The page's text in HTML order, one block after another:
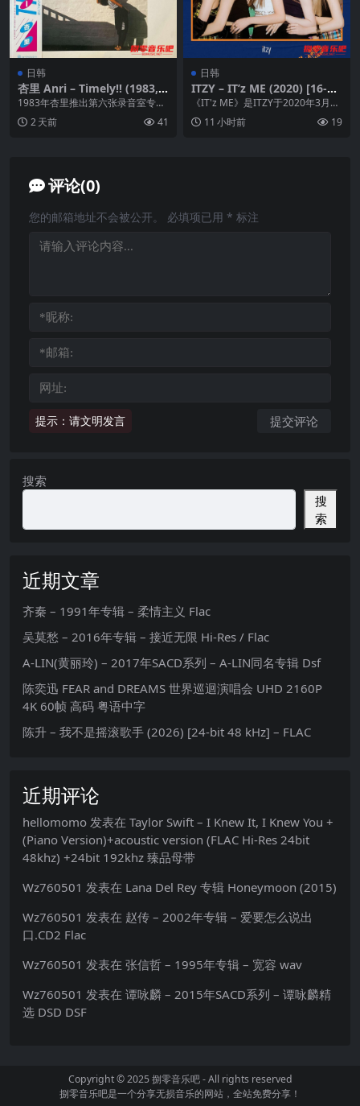
日韩
杏里 Anri – Timely!! (1983, F
or Life-Japan) LP 24-96
1983年杏里推出第六张录音室专辑
《Timely!!》，由For Life唱片发...
2 天前 41
日韩
ITZY – IT’z ME (2020) [16-bit
44.1 kHz] – FLAC
《IT'z ME》是ITZY于2020年3月9
日发行的第二张迷你专辑，这张专
辑不...11 小时前 19
评论(0)
提示：请文明发言
您的邮箱地址不会被公开。 必填项已用 * 标注
搜索
搜
索
近期文章
齐秦 – 1991年专辑 – 柔情主义 Flac
吴莫愁 – 2016年专辑 – 接近无限 Hi-Res / Flac
A-LIN(黄丽玲) – 2017年SACD系列 – A-LIN同名专辑 Dsf
陈奕迅 FEAR and DREAMS 世界巡迴演唱会 UHD 2160P
4K 60帧 高码 粤语中字
陈升 – 我不是摇滚歌手 (2026) [24-bit 48 kHz] – FLAC
近期评论
hellomomo 发表在 Taylor Swift – I Knew It, I Knew You +
(Piano Version)+acoustic version (FLAC Hi-Res 24bit
48khz) +24bit 192khz 臻品母带
Wz760501 发表在 Lana Del Rey 专辑 Honeymoon (2015)
Wz760501 发表在 赵传 – 2002年专辑 – 爱要怎么说出
口.CD2 Flac
Wz760501 发表在 张信哲 – 1995年专辑 – 宽容 wav
Wz760501 发表在 谭咏麟 – 2015年SACD系列 – 谭咏麟精
选 DSD DSF
Copyright © 2025捌零音乐吧- All rights reserved
捌零音乐吧是一个分享无损音乐的网站，全站免费分享！